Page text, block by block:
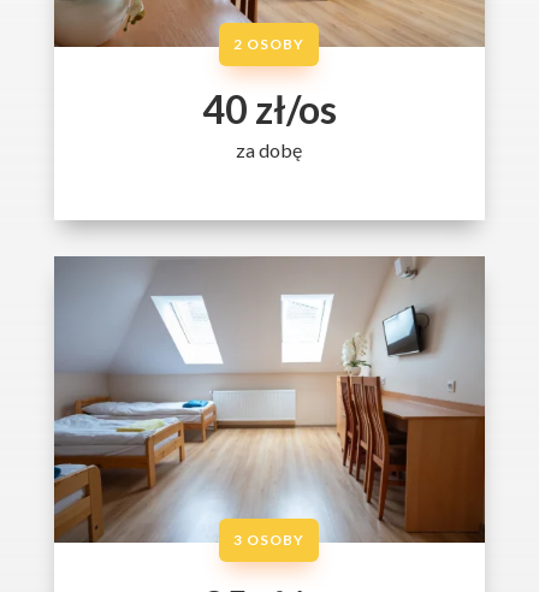
2 OSOBY
40 zł/os
za dobę
3 OSOBY